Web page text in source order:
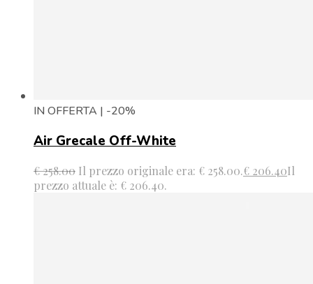
IN OFFERTA | -20%
Air Grecale Off-White
€258.00 Il prezzo originale era: € 258.00.€ 206.40Il
prezzo attuale è: € 206.40.